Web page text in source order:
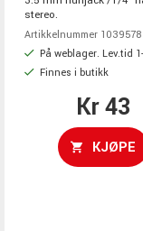
stereo.
Artikkelnummer 1039578
På weblager. Lev.tid
Finnes i butikk
Kr 43
KJØPE